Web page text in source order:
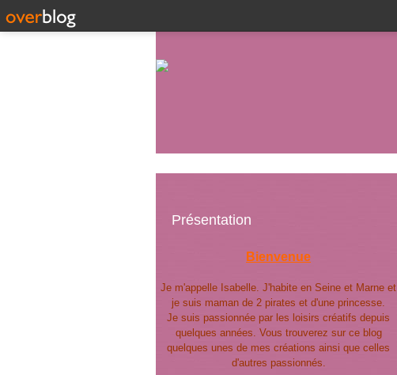
Présentation
Bienvenue
Je m'appelle Isabelle. J'habite en Seine et Marne et
je suis maman de 2 pirates et d'une princesse.
Je suis passionnée par les loisirs créatifs depuis
quelques années. Vous trouverez sur ce blog
quelques unes de mes créations ainsi que celles
d'autres passionnés.